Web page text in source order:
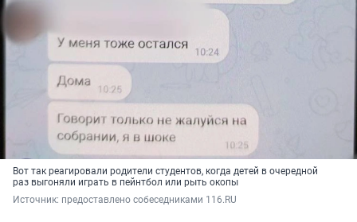
Вот так реагировали родители студентов, когда детей в очередной
раз выгоняли играть в пейнтбол или рыть окопы
Источник: предоставлено собеседниками 116.RU